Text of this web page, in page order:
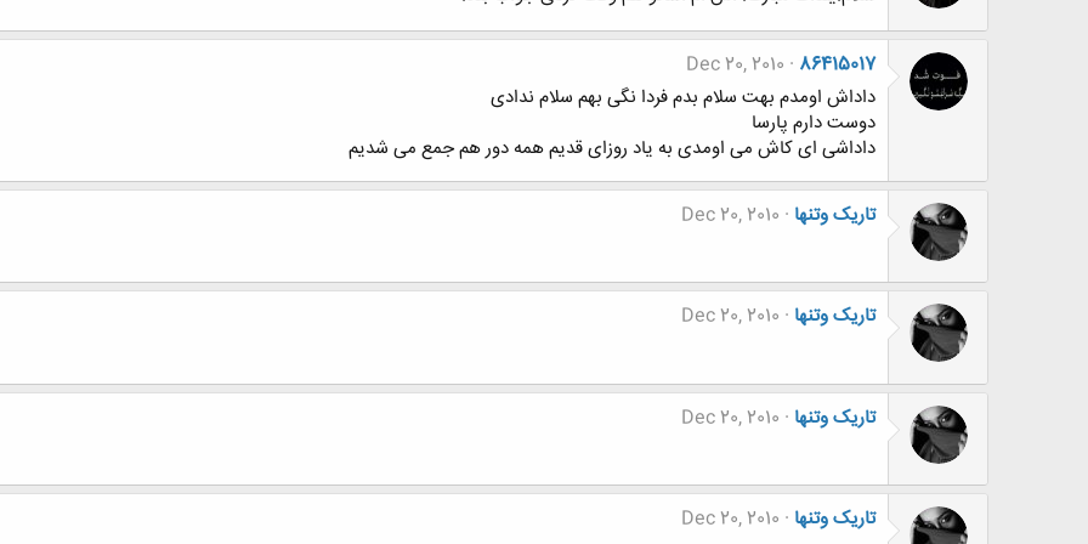
86415017
Dec 20, 2010
داداش اومدم بهت سلام بدم فردا نگی بهم سلام ندادی
دوست دارم پارسا
داداشی ای کاش می اومدی به یاد روزای قدیم همه دور هم جمع می شدیم
تاریک وتنها Dec 20, 2010
تاریک وتنها Dec 20, 2010
تاریک وتنها Dec 20, 2010
تاریک وتنها Dec 20, 2010